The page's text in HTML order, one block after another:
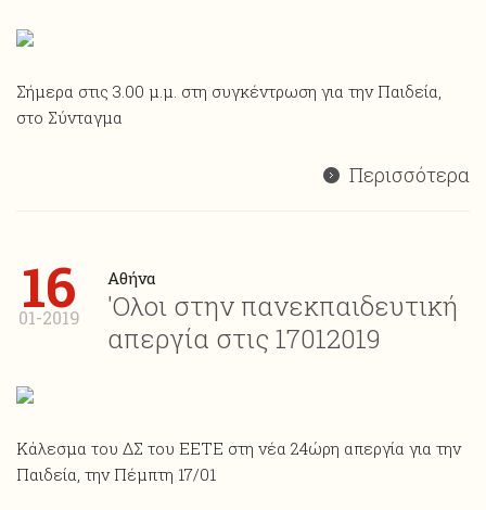
Σήμερα στις 3.00 μ.μ. στη συγκέντρωση για την Παιδεία,
στο Σύνταγμα
Περισσότερα
16
01-2019
Αθήνα
'Ολοι στην πανεκπαιδευτική
απεργία στις 17012019
Κάλεσμα του ΔΣ του ΕΕΤΕ στη νέα 24ώρη απεργία για την
Παιδεία, την Πέμπτη 17/01